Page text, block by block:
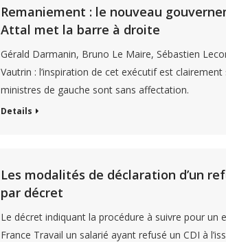
Remaniement : le nouveau
Attal met la barre à droite
Gérald Darmanin, Bruno Le Maire, Sébastien
Vautrin : l’inspiration de cet exécutif est
ministres de gauche sont sans affectation.
Details
Les modalités de déclaration d’un
par décret
Le décret indiquant la procédure à suivre pour un
France Travail un salarié ayant refusé un CDI à